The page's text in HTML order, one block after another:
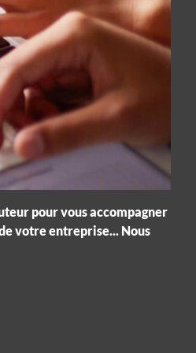
pour vous accompagner
votre entreprise... Nous